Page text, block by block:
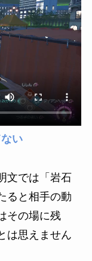
い
文では「岩石
ると相手の動
その場に残
は思えません